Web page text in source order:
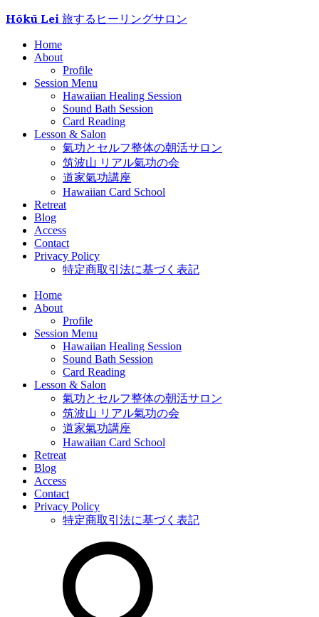
Hōkū Lei 旅するヒーリングサロン
Home
About
Profile
Session Menu
Hawaiian Healing Session
Sound Bath Session
Card Reading
Lesson & Salon
氣功とセルフ整体の朝活サロン
筑波山 リアル氣功の会
道家氣功講座
Hawaiian Card School
Retreat
Blog
Access
Contact
Privacy Policy
特定商取引法に基づく表記
Home
About
Profile
Session Menu
Hawaiian Healing Session
Sound Bath Session
Card Reading
Lesson & Salon
氣功とセルフ整体の朝活サロン
筑波山 リアル氣功の会
道家氣功講座
Hawaiian Card School
Retreat
Blog
Access
Contact
Privacy Policy
特定商取引法に基づく表記